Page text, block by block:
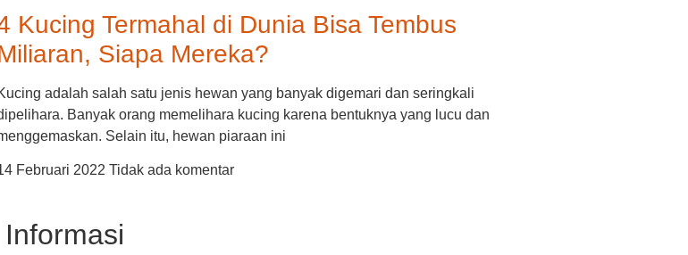
Kucing Termahal di Dunia Bisa Tembus
Siapa Mereka?
adalah salah satu jenis hewan yang banyak digemari dan seringkali
Banyak orang memelihara kucing karena bentuknya yang lucu dan
Selain itu, hewan piaraan ini
Februari 2022 Tidak ada komentar
Informasi